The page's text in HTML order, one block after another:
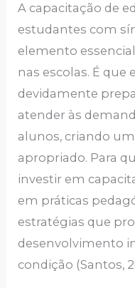
A capacitação de
estudantes com
elemento
nas escolas. É que
devidamente
atender às
alunos, criando
apropriado. Para
investir em
em práticas
estratégias que
desenvolvimento
condição (Santos,